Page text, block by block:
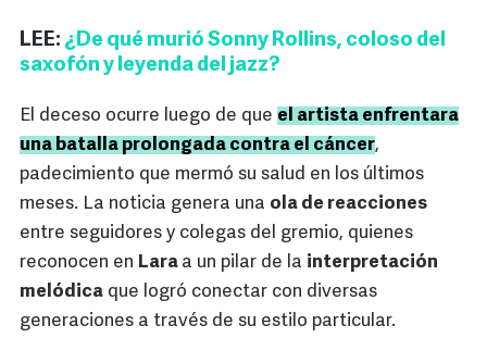
LEE: ¿De qué murió Sonny Rollins, coloso del
saxofón y leyenda del jazz?
El deceso ocurre luego de que el artista enfrentara
una batalla prolongada contra el cáncer,
padecimiento que mermó su salud en los últimos
meses. La noticia genera una ola de reacciones
entre seguidores y colegas del gremio, quienes
reconocen en Lara a un pilar de la interpretación
melódica que logró conectar con diversas
generaciones a través de su estilo particular.